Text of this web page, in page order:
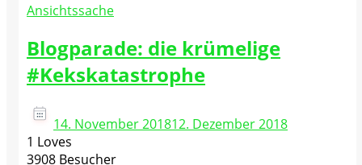
Ansichtssache
Blogparade: die krümelige
#Kekskatastrophe
14. November 201812. Dezember 2018
1 Loves
3908 Besucher